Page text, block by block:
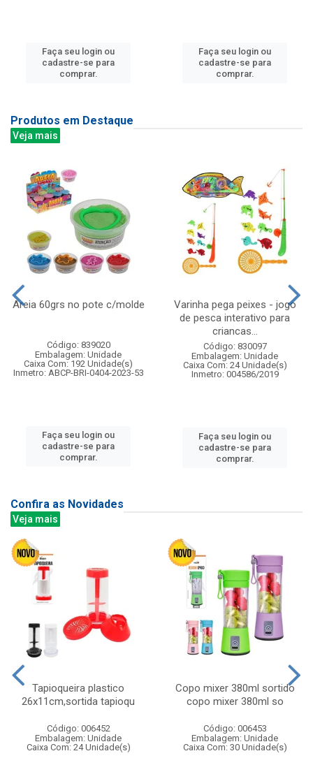
Faça seu login ou
cadastre-se para
comprar.
Faça seu login ou
cadastre-se para
comprar.
Produtos em Destaque
Veja mais
Areia 60grs no pote c/molde
Código: 839020
Embalagem: Unidade
Caixa Com: 192 Unidade(s)
Inmetro: ABCP-BRI-0404-2023-53
Faça seu login ou
cadastre-se para
comprar.
Varinha pega peixes - jogo
de pesca interativo para
criancas...
Código: 830097
Embalagem: Unidade
Caixa Com: 24 Unidade(s)
Inmetro: 004586/2019
Faça seu login ou
cadastre-se para
comprar.
Confira as Novidades
Veja mais
Tapioqueira plastico
26x11cm,sortida tapioqu
Código: 006452
Embalagem: Unidade
Caixa Com: 24 Unidade(s)
Copo mixer 380ml sortido
copo mixer 380ml so
Código: 006453
Embalagem: Unidade
Caixa Com: 30 Unidade(s)